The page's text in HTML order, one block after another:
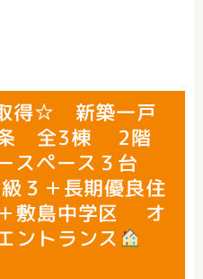
得☆ 新築一戸
条 全3棟 2階
スペース３台
３＋長期優良住
敷島中学区 オ
ントランス